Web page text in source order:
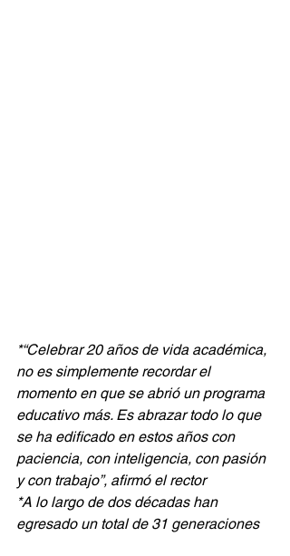
*“Celebrar 20 años de vida académica,
no es simplemente recordar el
momento en que se abrió un programa
educativo más. Es abrazar todo lo que
se ha edificado en estos años con
paciencia, con inteligencia, con pasión
y con trabajo”, afirmó el rector
*A lo largo de dos décadas han
egresado un total de 31 generaciones